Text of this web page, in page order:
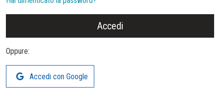
Accedi
Oppure:
Accedi con Google